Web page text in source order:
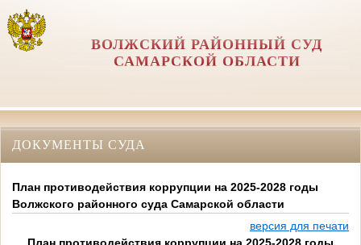
ВОЛЖСКИЙ РАЙОННЫЙ СУД
САМАРСКОЙ ОБЛАСТИ
ДОКУМЕНТЫ СУДА
План противодействия коррупции на 2025-2028 годы
Волжского районного суда Самарской области
версия для печати